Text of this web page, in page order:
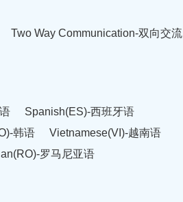
Two Way Communication-双向交流
Spanish(ES)-西班牙语
韩语
Vietnamese(VI)-越南语
罗马尼亚语